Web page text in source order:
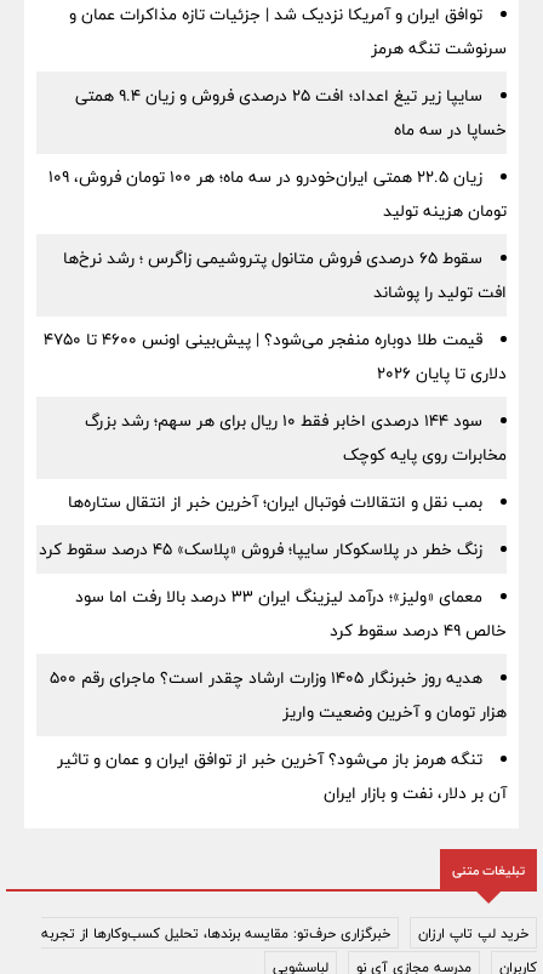
توافق ایران و آمریکا نزدیک شد | جزئیات تازه مذاکرات عمان و
سرنوشت تنگه هرمز
سایپا زیر تیغ اعداد؛ افت ۲۵ درصدی فروش و زیان ۹.۴ همتی
خساپا در سه ماه
زیان ۲۲.۵ همتی ایران‌خودرو در سه ماه؛ هر ۱۰۰ تومان فروش، ۱۰۹
تومان هزینه تولید
سقوط ۶۵ درصدی فروش متانول پتروشیمی زاگرس ؛ رشد نرخ‌ها
افت تولید را پوشاند
قیمت طلا دوباره منفجر می‌شود؟ | پیش‌بینی اونس ۴۶۰۰ تا ۴۷۵۰
دلاری تا پایان ۲۰۲۶
سود ۱۴۴ درصدی اخابر فقط ۱۰ ریال برای هر سهم؛ رشد بزرگ
مخابرات روی پایه کوچک
بمب نقل‌ و انتقالات فوتبال ایران؛ آخرین خبر از انتقال ستاره‌ها
زنگ خطر در پلاسکوکار سایپا؛ فروش «پلاسک» ۴۵ درصد سقوط کرد
معمای «ولیز»؛ درآمد لیزینگ ایران ۳۳ درصد بالا رفت اما سود
خالص ۴۹ درصد سقوط کرد
هدیه روز خبرنگار ۱۴۰۵ وزارت ارشاد چقدر است؟ ماجرای رقم ۵۰۰
هزار تومان و آخرین وضعیت واریز
تنگه هرمز باز می‌شود؟ آخرین خبر از توافق ایران و عمان و تاثیر
آن بر دلار، نفت و بازار ایران
تبلیغات متنی
خرید لپ تاپ ارزان
خبرگزاری حرف‌تو: مقایسه برندها، تحلیل کسب‌وکارها از تجربه
کاربران
مدرسه مجازی آی نو لباسشویی